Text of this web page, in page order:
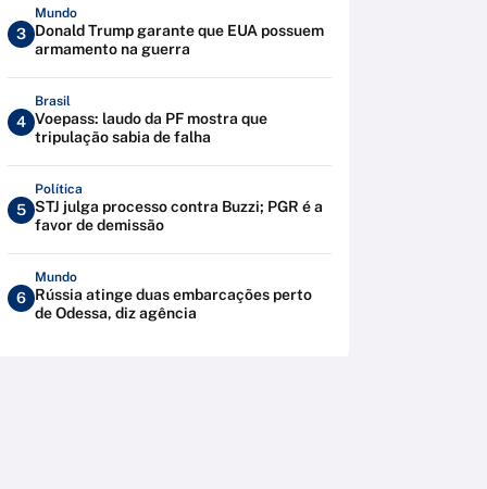
3
Mundo
Donald Trump garante que EUA possuem
armamento na guerra
4
Brasil
Voepass: laudo da PF mostra que
tripulação sabia de falha
5
Política
STJ julga processo contra Buzzi; PGR é a
favor de demissão
6
Mundo
Rússia atinge duas embarcações perto
de Odessa, diz agência